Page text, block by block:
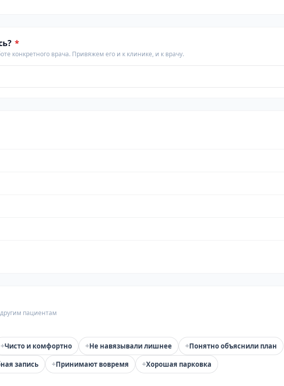
*
конкретного врача. Привяжем его и к клинике, и к врачу.
пациентам
+Чисто и комфортно +Не навязывали лишнее +Понятно объяснили план
запись +Принимают вовремя +Хорошая парковка